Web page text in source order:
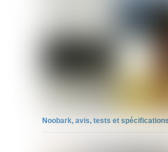
Noobark, avis, tests et